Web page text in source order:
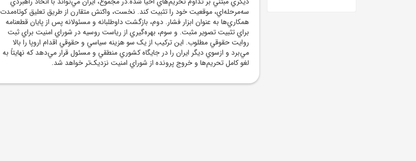
سه‌مرحله‌اي، موقعيت خود را تثبيت کند. نخست، واکنش متقارن از طريق تعليق کوتاه‌مدت
همکاري‌ها به عنوان ابزار فشار. دوم، بازگشت داوطلبانه و مسئولانه پس از پايان قطعنامه
براي تثبيت تصوير مثبت. و سوم، بهره‌گيري از رياست روسيه در شوراي امنيت براي ثبت
روايت حقوقي مطلوب. اين ترکيب از يک سو هزينه سياسي و حقوقي اقدام اروپا را بالا
مي‌برد و ازسوي ديگر ايران را در جايگاه کشوري منطقي و مسئول قرار مي‌دهد که نهايتاً به
لغو کامل تحريم‌ها و خروج پرونده از شوراي امنيت نزديک‌تر خواهد شد.